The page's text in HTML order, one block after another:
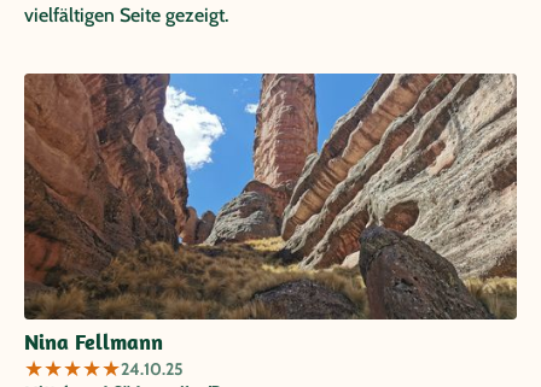
vielfältigen Seite gezeigt.
Nina Fellmann
★★★★★24.10.25